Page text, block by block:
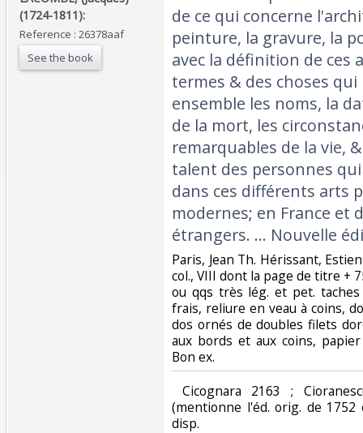
(1724-1811):‎
Reference : 26378aaf
See the book
de ce qui concerne
peinture, la gravure, la
avec la définition de ces
termes & des choses
ensemble les noms, la
de la mort, les
remarquables de la vie,
talent des personnes
dans ces différents arts
modernes; en France et
étrangers. ... Nouvelle
‎Paris, Jean Th. Hérissant,
col., VIII dont la page de titre +
ou qqs très lég. et pet.
frais, reliure en veau à coins,
dos ornés de doubles filets
aux bords et aux coins,
Bon ex.‎
Cicognara 2163 ;
(mentionne l'éd. orig. de 1752
disp.‎